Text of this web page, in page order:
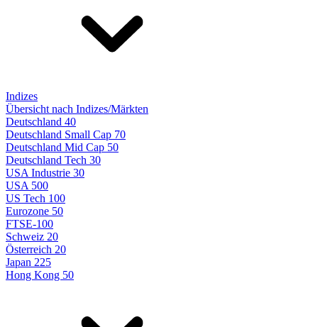
Indizes
Übersicht nach Indizes/Märkten
Deutschland 40
Deutschland Small Cap 70
Deutschland Mid Cap 50
Deutschland Tech 30
USA Industrie 30
USA 500
US Tech 100
Eurozone 50
FTSE-100
Schweiz 20
Österreich 20
Japan 225
Hong Kong 50